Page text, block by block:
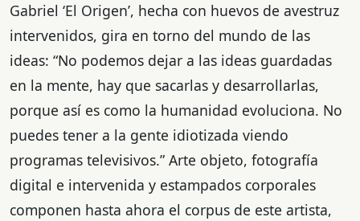
Gabriel ‘El Origen’, hecha con huevos de avestruz
intervenidos, gira en torno del mundo de las
ideas: “No podemos dejar a las ideas guardadas
en la mente, hay que sacarlas y desarrollarlas,
porque así es como la humanidad evoluciona. No
puedes tener a la gente idiotizada viendo
programas televisivos.” Arte objeto, fotografía
digital e intervenida y estampados corporales
componen hasta ahora el corpus de este artista,